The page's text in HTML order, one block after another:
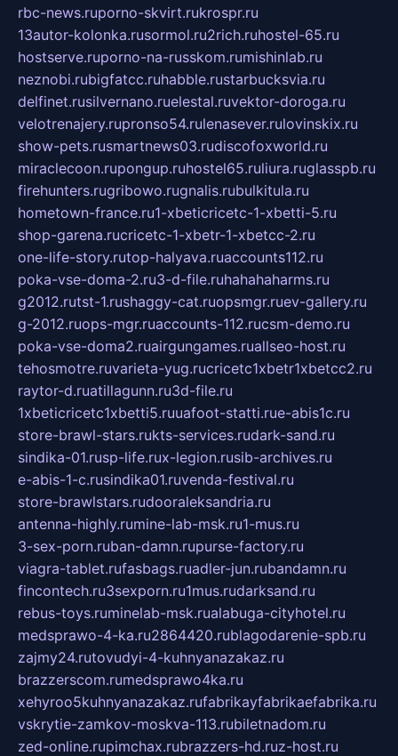
rbc-news.ruporno-skvirt.rukrospr.ru
13autor-kolonka.rusormol.ru2rich.ruhostel-65.ru
hostserve.ruporno-na-russkom.rumishinlab.ru
neznobi.rubigfatcc.ruhabble.rustarbucksvia.ru
delfinet.rusilvernano.ruelestal.ruvektor-doroga.ru
velotrenajery.rupronso54.rulenasever.rulovinskix.ru
show-pets.rusmartnews03.rudiscofoxworld.ru
miraclecoon.rupongup.ruhostel65.ruliura.ruglasspb.ru
firehunters.rugribowo.rugnalis.rubulkitula.ru
hometown-france.ru1-xbeticricetc-1-xbetti-5.ru
shop-garena.rucricetc-1-xbetr-1-xbetcc-2.ru
one-life-story.rutop-halyava.ruaccounts112.ru
poka-vse-doma-2.ru3-d-file.ruhahahaharms.ru
g2012.rutst-1.rushaggy-cat.ruopsmgr.ruev-gallery.ru
g-2012.ruops-mgr.ruaccounts-112.rucsm-demo.ru
poka-vse-doma2.ruairgungames.ruallseo-host.ru
tehosmotre.ruvarieta-yug.rucricetc1xbetr1xbetcc2.ru
raytor-d.ruatillagunn.ru3d-file.ru
1xbeticricetc1xbetti5.ruuafoot-statti.rue-abis1c.ru
store-brawl-stars.rukts-services.rudark-sand.ru
sindika-01.rusp-life.rux-legion.rusib-archives.ru
e-abis-1-c.rusindika01.ruvenda-festival.ru
store-brawlstars.rudooraleksandria.ru
antenna-highly.rumine-lab-msk.ru1-mus.ru
3-sex-porn.ruban-damn.rupurse-factory.ru
viagra-tablet.rufasbags.ruadler-jun.rubandamn.ru
fincontech.ru3sexporn.ru1mus.rudarksand.ru
rebus-toys.ruminelab-msk.rualabuga-cityhotel.ru
medsprawo-4-ka.ru2864420.rublagodarenie-spb.ru
zajmy24.rutovudyi-4-kuhnyanazakaz.ru
brazzerscom.rumedsprawo4ka.ru
xehyroo5kuhnyanazakaz.rufabrikayfabrikaefabrika.ru
vskrytie-zamkov-moskva-113.rubiletnadom.ru
zed-online.rupimchax.rubrazzers-hd.ruz-host.ru